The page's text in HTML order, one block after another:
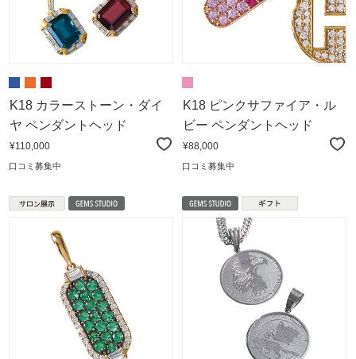
K18 カラーストーン・ダイ
ヤ ペンダントヘッド
¥110,000
口コミ募集中
K18 ピンクサファイア・ル
ビー ペンダントヘッド
¥88,000
口コミ募集中